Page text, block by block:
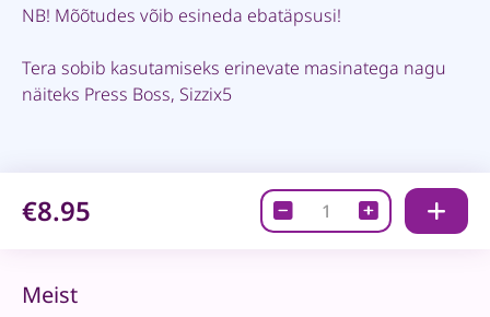
NB! Mõõtudes võib esineda ebatäpsusi!
Tera sobib kasutamiseks erinevate masinatega nagu
näiteks Press Boss, Sizzix5
€8.95
Mehed
quantity
Meist